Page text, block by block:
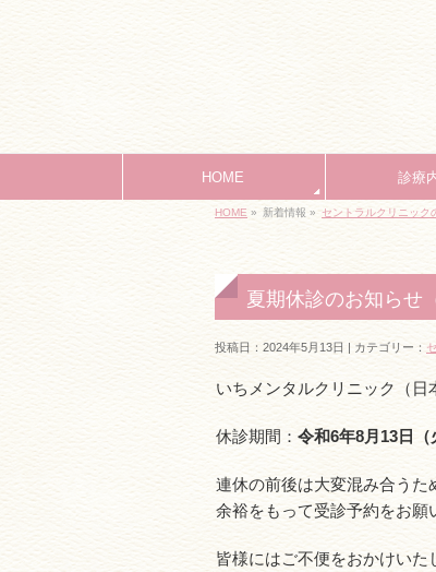
HOME 診療
HOME » 新着情報 » セントラルクリニック
夏期休診のお知らせ
投稿日：2024年5月13日 | カテゴリー：
いちメンタルクリニック（日
休診期間： 令和6年8月13日（
連休の前後は大変混み合うた
余裕をもって受診予約をお願
皆様にはご不便をおかけいた